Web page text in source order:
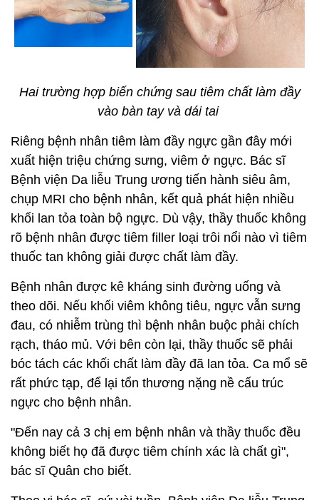
Hai trường hợp biến chứng sau tiêm chất làm đầy
vào bàn tay và dái tai
Riêng bệnh nhân tiêm làm đầy ngực gần đây mới
xuất hiện triệu chứng sưng, viêm ở ngực. Bác sĩ
Bệnh viện Da liễu Trung ương tiến hành siêu âm,
chụp MRI cho bệnh nhân, kết quả phát hiện nhiều
khối lan tỏa toàn bộ ngực. Dù vậy, thầy thuốc không
rõ bệnh nhân được tiêm filler loại trôi nổi nào vì tiêm
thuốc tan không giải được chất làm đầy.
Bệnh nhân được kê kháng sinh đường uống và
theo dõi. Nếu khối viêm không tiêu, ngực vẫn sưng
đau, có nhiễm trùng thì bệnh nhân buộc phải chích
rạch, tháo mủ. Với bên còn lại, thầy thuốc sẽ phải
bóc tách các khối chất làm đầy đã lan tỏa. Ca mổ sẽ
rất phức tạp, để lại tổn thương nặng nề cấu trúc
ngực cho bệnh nhân.
"Đến nay cả 3 chị em bệnh nhân và thầy thuốc đều
không biết họ đã được tiêm chính xác là chất gì",
bác sĩ Quân cho biết.